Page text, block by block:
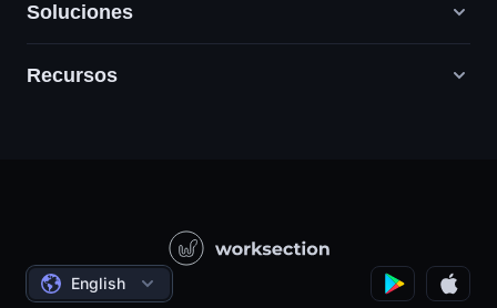
Soluciones
Agencias de marketing digital
Proyectos sociales
Gestión de proyectos
Recursos
Lecciones en vídeo
Acuerdos
English